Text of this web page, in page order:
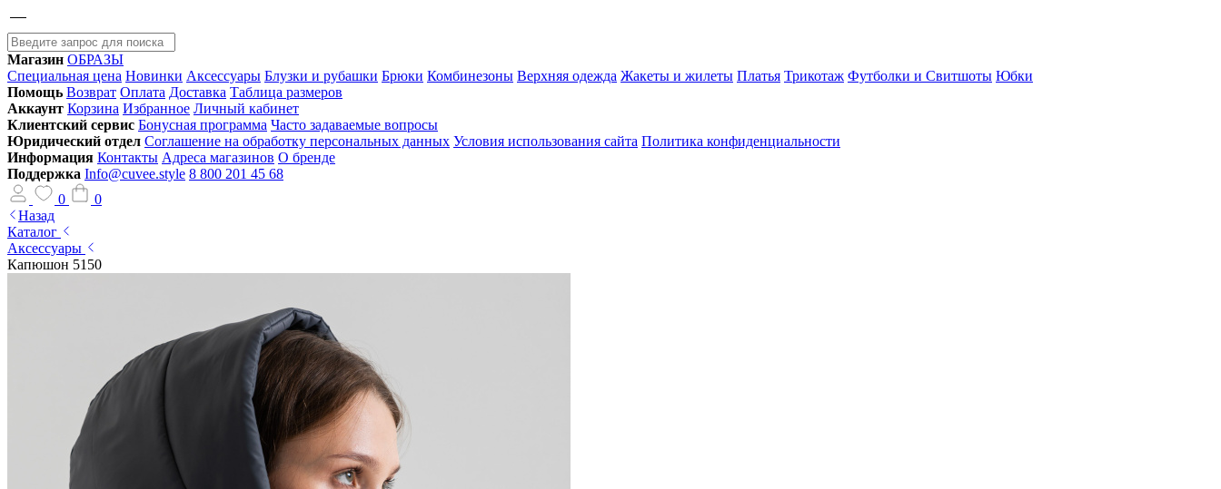
Магазин ОБРАЗЫ
Специальная цена Новинки Аксессуары Блузки и рубашки Брюки Комбинезоны Верхняя одежда Жакеты и жилеты Платья Трикотаж Футболки и Свитшоты Юбки
Помощь Возврат Оплата Доставка Таблица размеров
Аккаунт Корзина Избранное Личный кабинет
Клиентский сервис Бонусная программа Часто задаваемые вопросы
Юридический отдел Соглашение на обработку персональных данных Условия использования сайта Политика конфиденциальности
Информация Контакты Адреса магазинов О бренде
Поддержка Info@cuvee.style 8 800 201 45 68
0
0
Назад
Каталог
Аксессуары
Капюшон 5150